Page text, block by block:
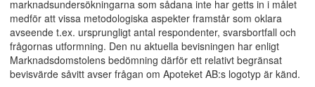
marknadsundersökningarna som sådana inte har getts in i målet
medför att vissa metodologiska aspekter framstår som oklara
avseende t.ex. ursprungligt antal respondenter, svarsbortfall och
frågornas utformning. Den nu aktuella bevisningen har enligt
Marknadsdomstolens bedömning därför ett relativt begränsat
bevisvärde såvitt avser frågan om Apoteket AB:s logotyp är känd.